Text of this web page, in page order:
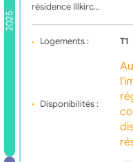
2025
résidence Illkirc…
Logements : T1
Disponibilités :